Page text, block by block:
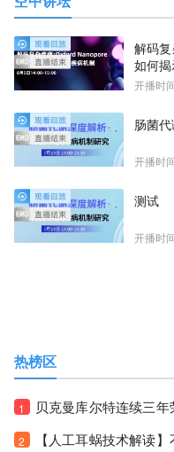
解码
如何
开播时
肠菌
开播时
测试
开播时
热榜区
1 贝克曼库尔特连续三
2